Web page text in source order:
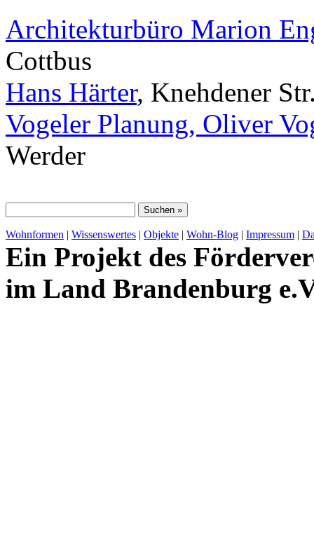
Architekturbüro Marion
Cottbus
Hans Härter, Knehdener
Vogeler Planung, Oliver
Werder
Wohnformen | Wissenswertes | Objekte | Wohn-Blog | Impressum |
Ein Projekt des
im Land Brandenburg